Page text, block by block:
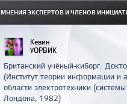
МНЕНИЯ ЭКСПЕРТОВ И ЧЛЕНОВ
Кевин
УОРВИК
Британский учёный-киборг.
(Институт теории информации
области электротехники
Лондона, 1982)